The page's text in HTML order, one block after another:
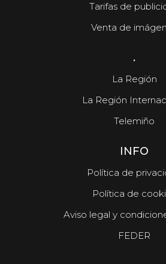
Tarifas de
Venta de
.
La Región
La Región
Telemiño
INFO
Política de
Política de
Aviso legal y
FEDER